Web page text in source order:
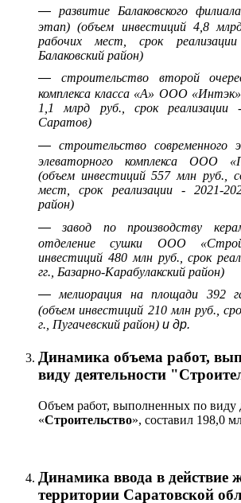
— развитие Балаковского
этап) (объем инвестиций 4,8
рабочих мест, срок
Балаковский район)
— строительство второй
комплекса класса «А» ООО
1,1 млрд руб., срок реализации
Саратов)
— строительство современного
элеваторного комплекса ООО
(объем инвестиций 557 млн руб.,
мест, срок реализации - 2021-
район)
—завод по производству
отделение сушки ООО
инвестиций 480 млн руб., срок
гг., Базарно-Карабулакский район)
— мелиорация на площади 392
(объем инвестиций 210 млн руб.,
г., Пугачевский район) и др.
Динамика объема работ,
виду деятельности
Объем работ, выполненных по виду
«Строительство», составил 198,0
Динамика ввода в действие
территории Саратовской